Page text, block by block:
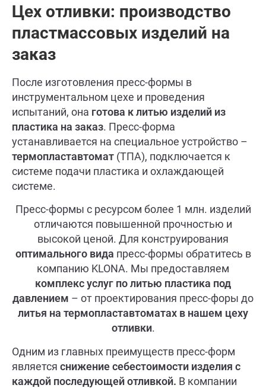
Цех отливки: производство
пластмассовых изделий на
заказ
После изготовления пресс-формы в
инструментальном цехе и проведения
испытаний, она готова к литью изделий из
пластика на заказ. Пресс-форма
устанавливается на специальное устройство –
термопластавтомат (ТПА), подключается к
системе подачи пластика и охлаждающей
системе.
Пресс-формы с ресурсом более 1 млн. изделий
отличаются повышенной прочностью и
высокой ценой. Для конструирования
оптимального вида пресс-формы обратитесь в
компанию KLONA. Мы предоставляем
комплекс услуг по литью пластика под
давлением – от проектирования пресс-форы до
литья на термопластавтоматах в нашем цеху
отливки.
Одним из главных преимуществ пресс-форм
является снижение себестоимости изделия с
каждой последующей отливкой. В компании